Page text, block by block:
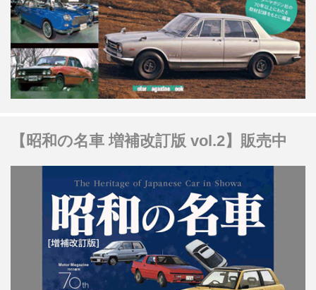
【昭和の名車 増補改訂版 vol.2】販売中